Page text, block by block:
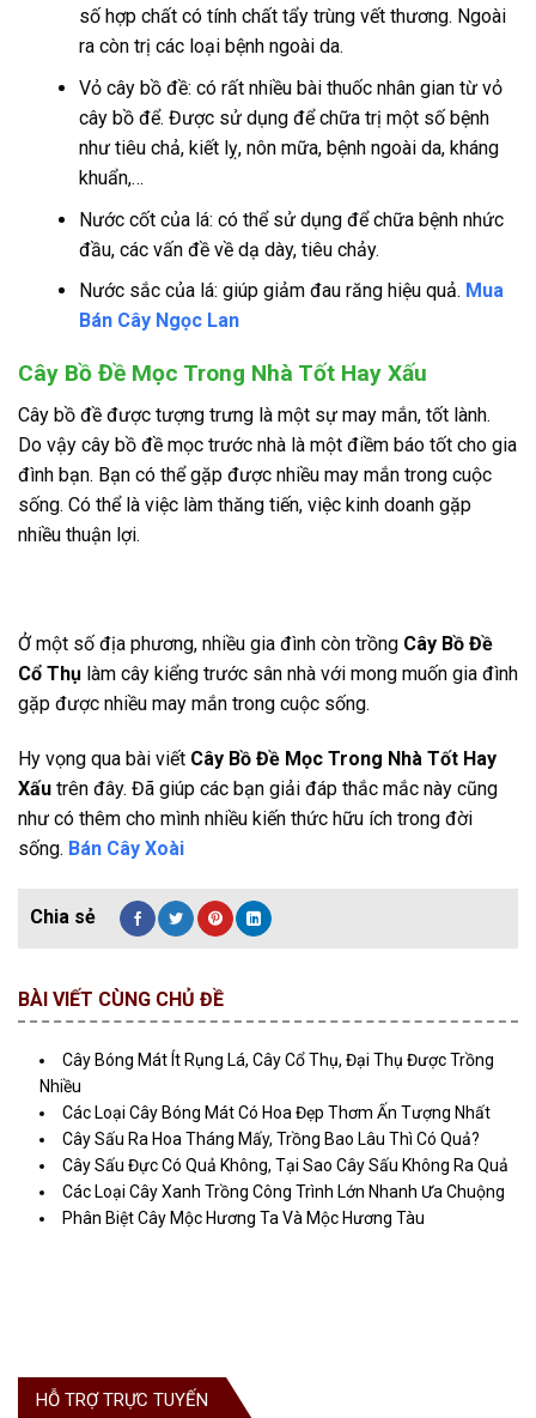
số hợp chất có tính chất tẩy trùng vết thương. Ngoài
ra còn trị các loại bệnh ngoài da.
Vỏ cây bồ đề: có rất nhiều bài thuốc nhân gian từ vỏ
cây bồ để. Được sử dụng để chữa trị một số bệnh
như tiêu chả, kiết lỵ, nôn mữa, bệnh ngoài da, kháng
khuẩn,…
Nước cốt của lá: có thể sử dụng để chữa bệnh nhức
đầu, các vấn đề về dạ dày, tiêu chảy.
Nước sắc của lá: giúp giảm đau răng hiệu quả. Mua
Bán Cây Ngọc Lan
Cây Bồ Đề Mọc Trong Nhà Tốt Hay Xấu
Cây bồ đề được tượng trưng là một sự may mắn, tốt lành.
Do vậy cây bồ đề mọc trước nhà là một điềm báo tốt cho gia
đình bạn. Bạn có thể gặp được nhiều may mắn trong cuộc
sống. Có thể là việc làm thăng tiến, việc kinh doanh gặp
nhiều thuận lợi.
Ở một số địa phương, nhiều gia đình còn trồng Cây Bồ Đề
Cổ Thụ làm cây kiểng trước sân nhà với mong muốn gia đình
gặp được nhiều may mắn trong cuộc sống.
Hy vọng qua bài viết Cây Bồ Đề Mọc Trong Nhà Tốt Hay
Xấu trên đây. Đã giúp các bạn giải đáp thắc mắc này cũng
như có thêm cho mình nhiều kiến thức hữu ích trong đời
sống. Bán Cây Xoài
BÀI VIẾT CÙNG CHỦ ĐỀ
Cây Bóng Mát Ít Rụng Lá, Cây Cổ Thụ, Đại Thụ Được Trồng
Nhiều
Các Loại Cây Bóng Mát Có Hoa Đẹp Thơm Ấn Tượng Nhất
Cây Sấu Ra Hoa Tháng Mấy, Trồng Bao Lâu Thì Có Quả?
Cây Sấu Đực Có Quả Không, Tại Sao Cây Sấu Không Ra Quả
Các Loại Cây Xanh Trồng Công Trình Lớn Nhanh Ưa Chuộng
Phân Biệt Cây Mộc Hương Ta Và Mộc Hương Tàu
HỖ TRỢ TRỰC TUYẾN